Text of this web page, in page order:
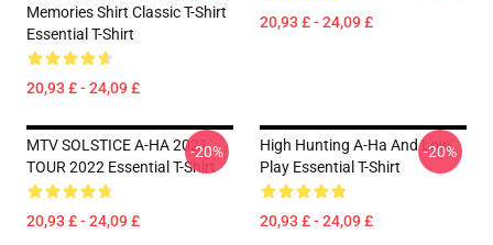
Memories Shirt Classic T-Shirt
Essential T-Shirt
20,93 £ - 24,09 £
20,93 £ - 24,09 £
MTV SOLSTICE A-HA 2021
TOUR 2022 Essential T-Shirt
20,93 £ - 24,09 £
-20%
High Hunting A-Ha And Low
Play Essential T-Shirt
20,93 £ - 24,09 £
-20%